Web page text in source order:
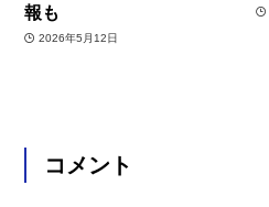
報も
2026年5月12日
コメント